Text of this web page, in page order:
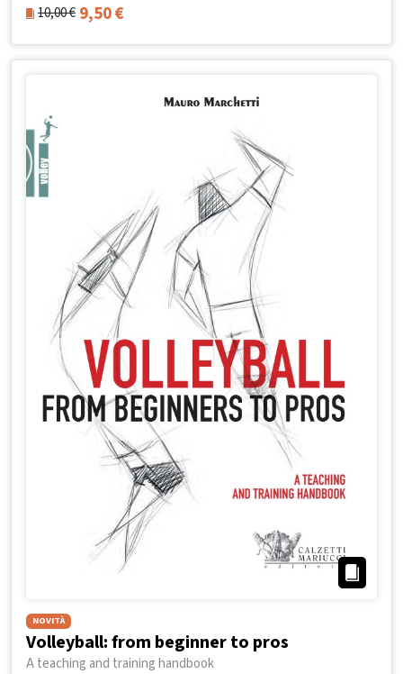
10,00€ 9,50€
NOVITÀ
Volleyball: from beginner to pros
A teaching and training handbook